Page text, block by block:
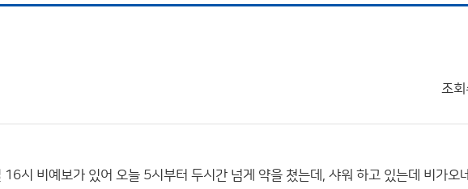
조회
시 비예보가 있어 오늘 5시부터 두시간 넘게 약을 쳤는데, 샤워 하고 있는데 비가오